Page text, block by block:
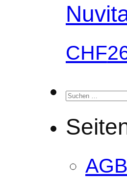
CHF
Suchen
AGB